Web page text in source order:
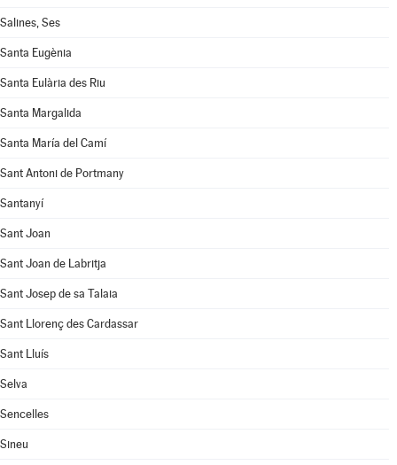
Salines, Ses
Santa Eugènia
Santa Eulària des Riu
Santa Margalida
Santa María del Camí
Sant Antoni de Portmany
Santanyí
Sant Joan
Sant Joan de Labritja
Sant Josep de sa Talaia
Sant Llorenç des Cardassar
Sant Lluís
Selva
Sencelles
Sineu